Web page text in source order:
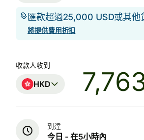
匯款超過25,000 USD或其他
將提供費用折扣
收款人收到
HKD
到達
今日 - 在5小時內